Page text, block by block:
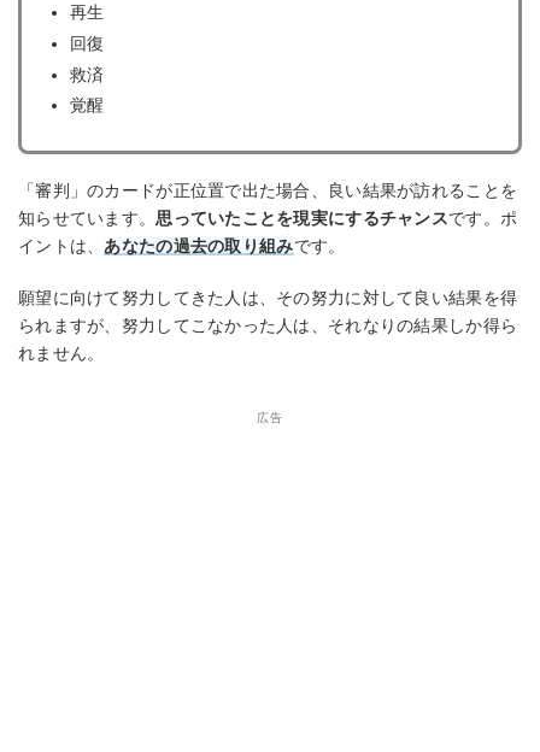
再生
回復
救済
覚醒
「審判」のカードが正位置で出た場合、良い結果が訪れることを
知らせています。思っていたことを現実にするチャンスです。ポ
イントは、 あなたの過去の取り組みです。
願望に向けて努力してきた人は、その努力に対して良い結果を得
られますが、努力してこなかった人は、それなりの結果しか得ら
れません。
広告